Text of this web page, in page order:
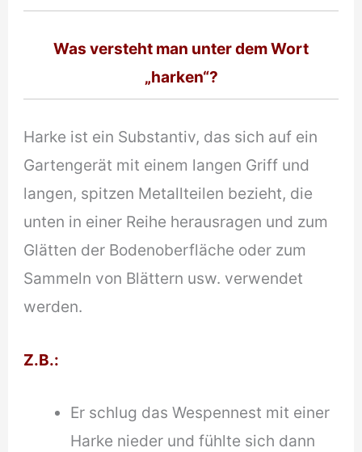
Was versteht man unter dem Wort
„harken“?
Harke ist ein Substantiv, das sich auf ein
Gartengerät mit einem langen Griff und
langen, spitzen Metallteilen bezieht, die
unten in einer Reihe herausragen und zum
Glätten der Bodenoberfläche oder zum
Sammeln von Blättern usw. verwendet
werden.
Z.B.:
Er schlug das Wespennest mit einer
Harke nieder und fühlte sich dann